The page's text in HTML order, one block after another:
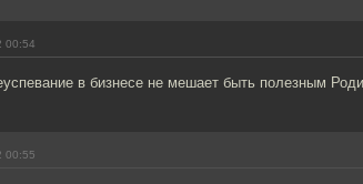
00:54
в бизнесе не мешает быть полезным
00:55